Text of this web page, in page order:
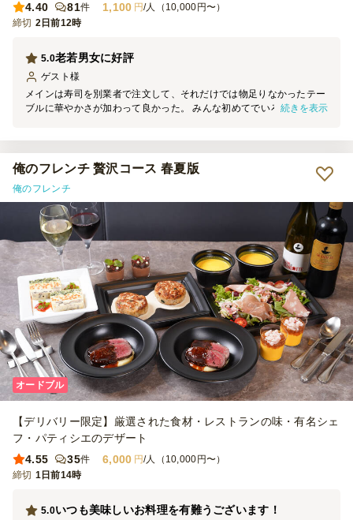
4.40 81件 1,100 円/人（10,000円〜）
締切 2日前12時
老若男女に好評
5.0
ゲスト 様
メインは寿司を別業者で注文して、それだけでは物足りなかったテー
ブルに華やかさが加わって良かった。 みんな初めてでいろんな種類
続きを表示
俺のフレンチ 贅沢コース 春夏版
俺のフレンチ
オードブル
【デリバリー限定】厳選された食材・レストランの味・有名シェ
フ・パティシエのデザート
4.55
35件 6,000 円/人（10,000円〜）
締切 1日前14時
いつも美味しいお料理を有難うございます！
5.0